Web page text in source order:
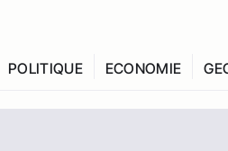
POLITIQUE ECONOMIE